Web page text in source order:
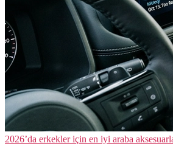
2026’da erkekler için en iyi araba